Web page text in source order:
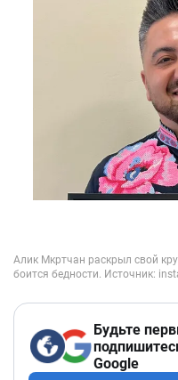
Будьте
Google